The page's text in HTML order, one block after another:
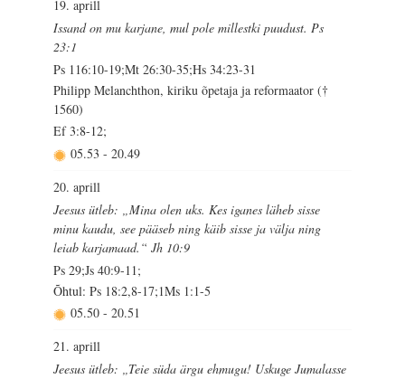
19. aprill
Issand on mu karjane, mul pole millestki puudust. Ps
23:1
Ps 116:10-19;Mt 26:30-35;Hs 34:23-31
Philipp Melanchthon, kiriku õpetaja ja reformaator (†
1560)
Ef 3:8-12;
05.53 - 20.49
20. aprill
Jeesus ütleb: „Mina olen uks. Kes iganes läheb sisse
minu kaudu, see pääseb ning käib sisse ja välja ning
leiab karjamaad.“ Jh 10:9
Ps 29;Js 40:9-11;
Õhtul: Ps 18:2,8-17;1Ms 1:1-5
05.50 - 20.51
21. aprill
Jeesus ütleb: „Teie süda ärgu ehmugu! Uskuge Jumalasse